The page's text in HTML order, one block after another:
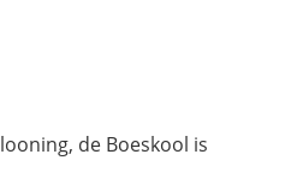
de Boeskool is